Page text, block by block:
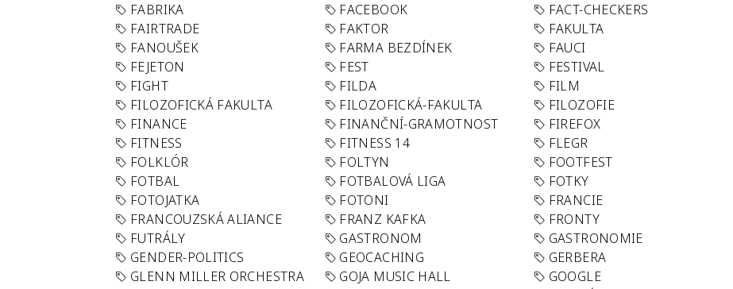
FABRIKA
FACEBOOK FACT-CHECKERS
FAIRTRADE
FAKTOR FAKULTA
FANOUŠEK
FARMA BEZDÍNEK FAUCI
FEJETON
FEST FESTIVAL
FIGHT
FILDA FILM
FILOZOFICKÁ FAKULTA
FILOZOFICKÁ-FAKULTA FILOZOFIE
FINANCE
FINANČNÍ-GRAMOTNOST FIREFOX
FITNESS
FITNESS 14 FLEGR
FOLKLÓR
FOLTYN FOOTFEST
FOTBAL
FOTBALOVÁ LIGA FOTKY
FOTOJATKA
FOTONI FRANCIE
FRANCOUZSKÁ ALIANCE
FRANZ KAFKA FRONTY
FUTRÁLY
GASTRONOM GASTRONOMIE
GENDER-POLITICS
GEOCACHING GERBERA
GLENN MILLER ORCHESTRA
GOJA MUSIC HALL GOOGLE